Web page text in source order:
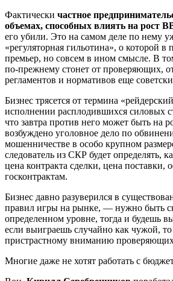
Фактически частное
объемах, способных влиять на рост
его убили. Это на самом деле по нему
«регуляторная гильотина», о которой
премьер, но совсем в ином смысле. В
по-прежнему стонет от проверяющих,
регламентов и нормативов еще
Бизнес трясется от термина
исполнении расплодившихся силовых
что завтра против него может быть на
возбуждено уголовное дело по
мошенничестве в особо крупном
следователь из СКР будет определять,
цена контракта сделки, цена поставки,
госконтрактам.
Бизнес давно разуверился в
правил игры на рынке, — нужно быть
определенном уровне, тогда и будешь
если выиграешь случайно как чужой, то
пристрастному вниманию
Многие даже не хотят работать с